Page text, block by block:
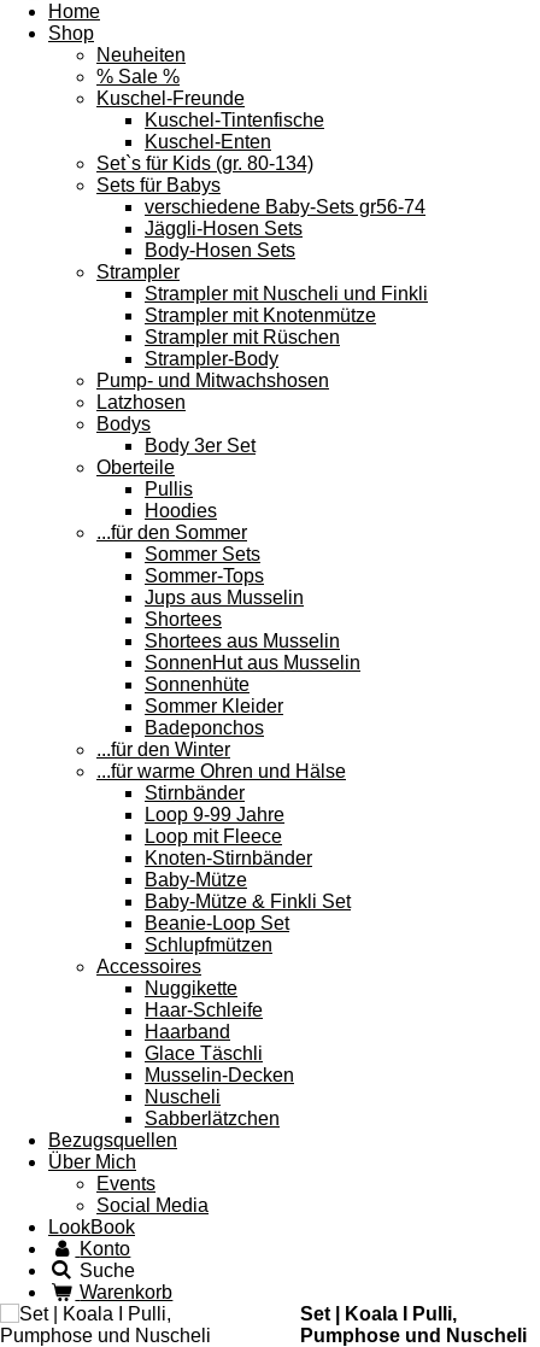
Home
Shop
Neuheiten
% Sale %
Kuschel-Freunde
Kuschel-Tintenfische
Kuschel-Enten
Set`s für Kids (gr. 80-134)
Sets für Babys
verschiedene Baby-Sets gr56-74
Jäggli-Hosen Sets
Body-Hosen Sets
Strampler
Strampler mit Nuscheli und Finkli
Strampler mit Knotenmütze
Strampler mit Rüschen
Strampler-Body
Pump- und Mitwachshosen
Latzhosen
Bodys
Body 3er Set
Oberteile
Pullis
Hoodies
...für den Sommer
Sommer Sets
Sommer-Tops
Jups aus Musselin
Shortees
Shortees aus Musselin
SonnenHut aus Musselin
Sonnenhüte
Sommer Kleider
Badeponchos
...für den Winter
...für warme Ohren und Hälse
Stirnbänder
Loop 9-99 Jahre
Loop mit Fleece
Knoten-Stirnbänder
Baby-Mütze
Baby-Mütze & Finkli Set
Beanie-Loop Set
Schlupfmützen
Accessoires
Nuggikette
Haar-Schleife
Haarband
Glace Täschli
Musselin-Decken
Nuscheli
Sabberlätzchen
Bezugsquellen
Über Mich
Events
Social Media
LookBook
Konto
Suche
Warenkorb
Set | Koala I Pulli,
Pumphose und Nuscheli